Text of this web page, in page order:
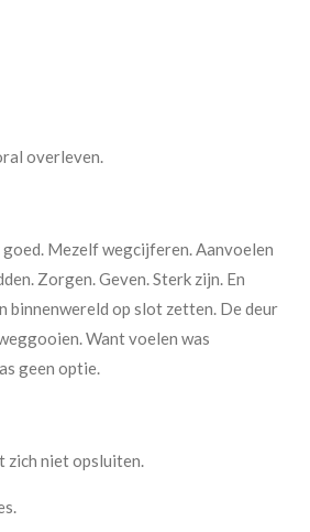
overleven.
goed. Mezelf wegcijferen. Aanvoelen
Zorgen. Geven. Sterk zijn. En
binnenwereld op slot zetten. De deur
Want voelen was
geen optie.
zich niet opsluiten.